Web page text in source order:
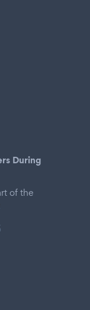
During
of the